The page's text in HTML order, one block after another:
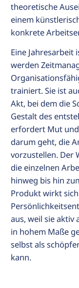
theoretische
einem
konkrete
Eine Jahresarbeit
werden
trainiert. Sie ist
Akt, bei dem die
Gestalt des
erfordert Mut
darum geht, die
vorzustellen. Der
die einzelnen
hinweg bis hin
Produkt wirkt
aus, weil sie aktiv
in hohem Maße
selbst als
kann.